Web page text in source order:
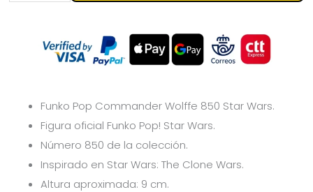
Funko Pop Commander Wolffe 850 Star Wars.
Figura oficial Funko Pop! Star Wars.
Número 850 de la colección.
Inspirado en Star Wars: The Clone Wars.
Altura aproximada: 9 cm.